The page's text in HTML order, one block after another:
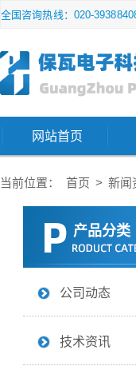
全国咨询热线：020-
网站首页
当前位置： 首页 > 新闻
产品分类
公司动态
技术资讯